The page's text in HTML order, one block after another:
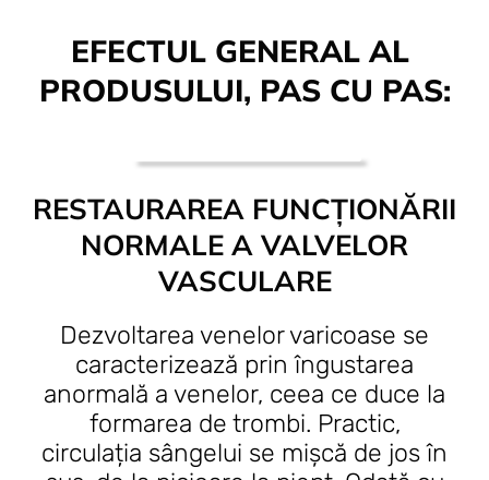
EFECTUL GENERAL AL ​​
PRODUSULUI, PAS CU PAS:
RESTAURAREA FUNCȚIONĂRII
NORMALE A VALVELOR
VASCULARE
Dezvoltarea venelor varicoase se
caracterizează prin îngustarea
anormală a venelor, ceea ce duce la
formarea de trombi. Practic,
circulația sângelui se mișcă de jos în